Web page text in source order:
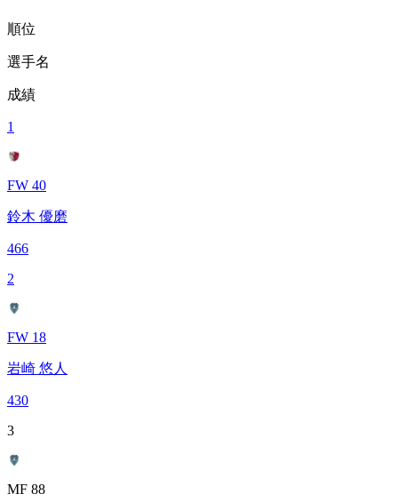
順位
選手名
成績
1
FW 40
鈴木 優磨
466
2
FW 18
岩崎 悠人
430
3
MF 88